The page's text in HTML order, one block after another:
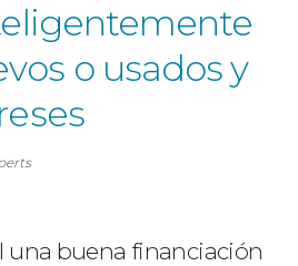
o usados y
una buena financiación